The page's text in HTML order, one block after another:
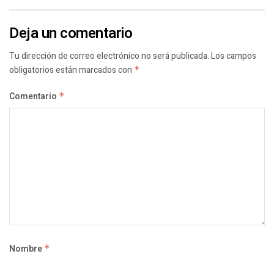
Deja un comentario
Tu dirección de correo electrónico no será publicada.Los campos
obligatorios están marcados con *
Comentario *
Nombre *